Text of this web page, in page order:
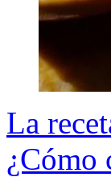
La
¿Cómo